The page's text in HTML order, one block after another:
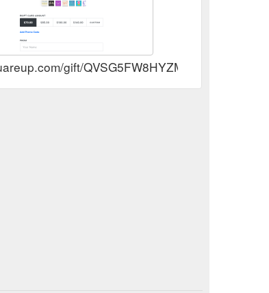
gift/QVSG5FW8HYZMA/